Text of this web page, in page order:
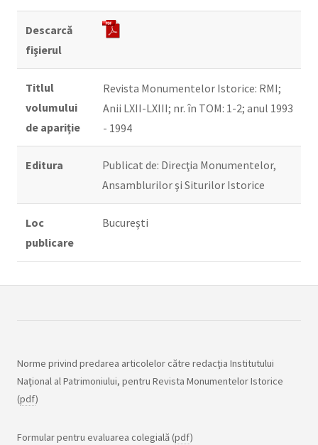
Descarcă
fişierul
Titlul
volumului
de apariție
Revista Monumentelor Istorice: RMI;
Anii LXII-LXIII; nr. în TOM: 1-2; anul 1993
- 1994
Editura
Publicat de: Direcţia Monumentelor,
Ansamblurilor şi Siturilor Istorice
Loc
publicare
Bucureşti
Norme privind predarea articolelor către redacţia Institutului
Naţional al Patrimoniului, pentru Revista Monumentelor Istorice
(pdf)
Formular pentru evaluarea colegială (pdf)